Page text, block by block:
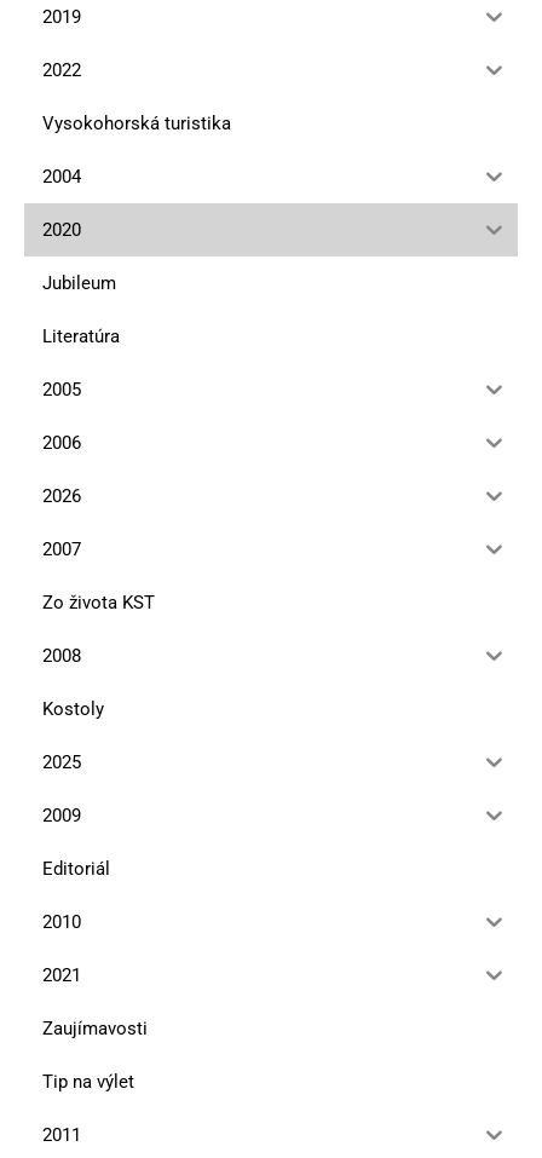
2019
2022
Vysokohorská turistika
2004
2020
Jubileum
Literatúra
2005
2006
2026
2007
Zo života KST
2008
Kostoly
2025
2009
Editoriál
2010
2021
Zaujímavosti
Tip na výlet
2011